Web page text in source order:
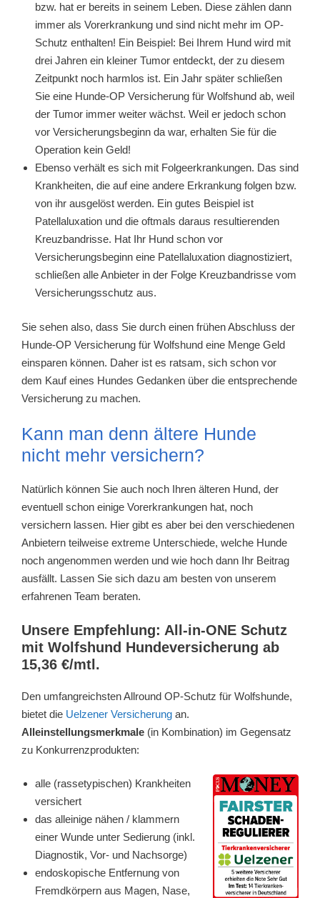
bzw. hat er bereits in seinem Leben. Diese zählen dann
immer als Vorerkrankung und sind nicht mehr im OP-
Schutz enthalten! Ein Beispiel: Bei Ihrem Hund wird mit
drei Jahren ein kleiner Tumor entdeckt, der zu diesem
Zeitpunkt noch harmlos ist. Ein Jahr später schließen
Sie eine Hunde-OP Versicherung für Wolfshund ab, weil
der Tumor immer weiter wächst. Weil er jedoch schon
vor Versicherungsbeginn da war, erhalten Sie für die
Operation kein Geld!
Ebenso verhält es sich mit Folgeerkrankungen. Das sind
Krankheiten, die auf eine andere Erkrankung folgen bzw.
von ihr ausgelöst werden. Ein gutes Beispiel ist
Patellaluxation und die oftmals daraus resultierenden
Kreuzbandrisse. Hat Ihr Hund schon vor
Versicherungsbeginn eine Patellaluxation diagnostiziert,
schließen alle Anbieter in der Folge Kreuzbandrisse vom
Versicherungsschutz aus.
Sie sehen also, dass Sie durch einen frühen Abschluss der
Hunde-OP Versicherung für Wolfshund eine Menge Geld
einsparen können. Daher ist es ratsam, sich schon vor
dem Kauf eines Hundes Gedanken über die entsprechende
Versicherung zu machen.
Kann man denn ältere Hunde
nicht mehr versichern?
Natürlich können Sie auch noch Ihren älteren Hund, der
eventuell schon einige Vorerkrankungen hat, noch
versichern lassen. Hier gibt es aber bei den verschiedenen
Anbietern teilweise extreme Unterschiede, welche Hunde
noch angenommen werden und wie hoch dann Ihr Beitrag
ausfällt. Lassen Sie sich dazu am besten von unserem
erfahrenen Team beraten.
Unsere Empfehlung: All-in-ONE Schutz
mit Wolfshund Hundeversicherung ab
15,36 €/mtl.
Den umfangreichsten Allround OP-Schutz für Wolfshunde,
bietet die Uelzener Versicherung an.
Alleinstellungsmerkmale (in Kombination) im Gegensatz
zu Konkurrenzprodukten:
alle (rassetypischen) Krankheiten
versichert
das alleinige nähen / klammern
einer Wunde unter Sedierung (inkl.
Diagnostik, Vor- und Nachsorge)
endoskopische Entfernung von
Fremdkörpern aus Magen, Nase,